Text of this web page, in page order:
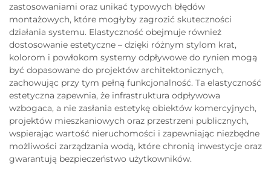
zastosowaniami oraz unikać typowych błędów
montażowych, które mogłyby zagrozić skuteczności
działania systemu. Elastyczność obejmuje również
dostosowanie estetyczne – dzięki różnym stylom krat,
kolorom i powłokom systemy odpływowe do rynien mogą
być dopasowane do projektów architektonicznych,
zachowując przy tym pełną funkcjonalność. Ta elastyczność
estetyczna zapewnia, że infrastruktura odpływowa
wzbogaca, a nie zasłania estetykę obiektów komercyjnych,
projektów mieszkaniowych oraz przestrzeni publicznych,
wspierając wartość nieruchomości i zapewniając niezbędne
możliwości zarządzania wodą, które chronią inwestycje oraz
gwarantują bezpieczeństwo użytkowników.